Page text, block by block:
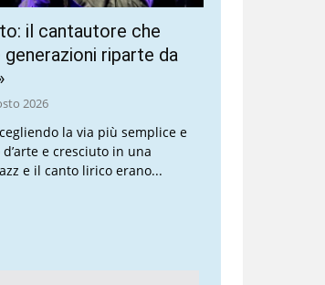
il cantautore che
riparte da
2026
la via più semplice e
e cresciuto in una
e il canto lirico erano...